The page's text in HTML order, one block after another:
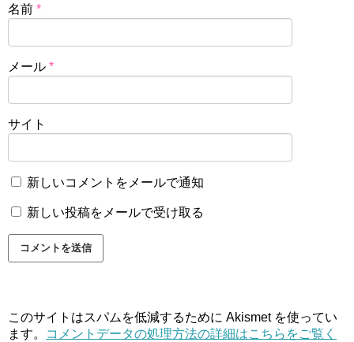
名前 *
メール *
サイト
新しいコメントをメールで通知
新しい投稿をメールで受け取る
このサイトはスパムを低減するために Akismet を使ってい
ます。
コメントデータの処理方法の詳細はこちらをご覧く